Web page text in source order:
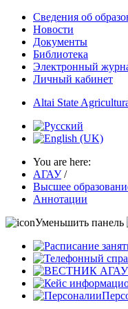
Сведения об
Новости
Документы
Библиотека
Электронный
Личный кабинет
Altai State
You are here:
АГАУ /
Высшее
Аннотации
Уменьшить панель